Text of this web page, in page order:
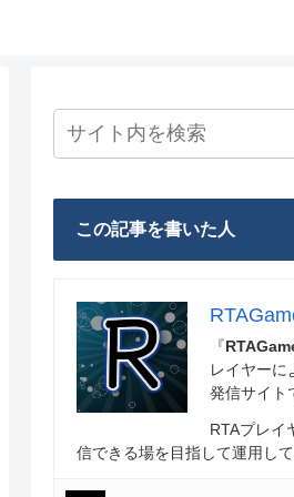
この記事を書いた人
『
レイヤーに
発信サイト
RTAプレイ
信できる場を目指して運用して